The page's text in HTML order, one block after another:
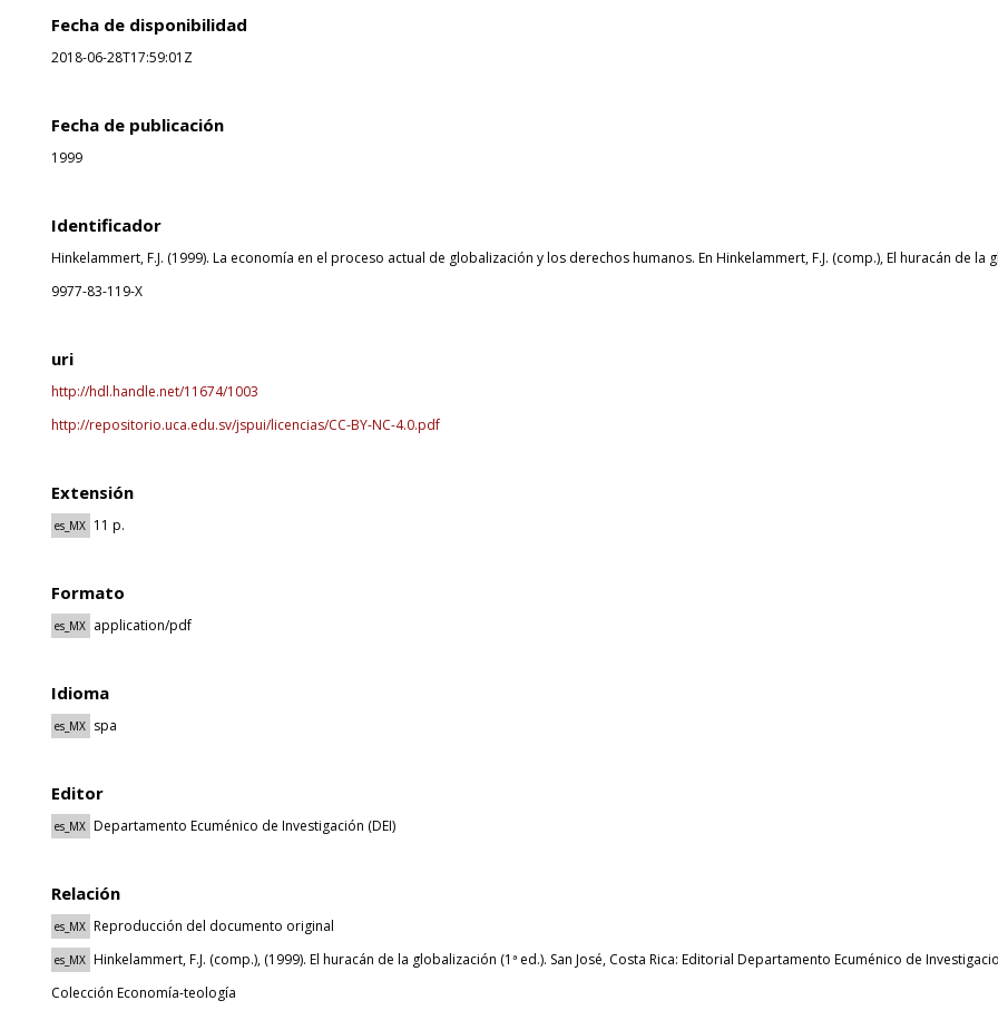
Fecha de disponibilidad
2018-06-28T17:59:01Z
Fecha de publicación
1999
Identificador
Hinkelammert, F.J. (1999). La economía en el proceso actual de globalización y los derechos humanos. En Hinkelammert, F.J. (comp.), El huracán de la
9977-83-119-X
uri
http://hdl.handle.net/11674/1003
http://repositorio.uca.edu.sv/jspui/licencias/CC-BY-NC-4.0.pdf
Extensión
es_MX 11 p.
Formato
es_MX application/pdf
Idioma
es_MX spa
Editor
es_MX Departamento Ecuménico de Investigación (DEI)
Relación
es_MX Reproducción del documento original
es_MX Hinkelammert, F.J. (comp.), (1999). El huracán de la globalización (1ª ed.). San José, Costa Rica: Editorial Departamento Ecuménico de
Colección Economía-teología